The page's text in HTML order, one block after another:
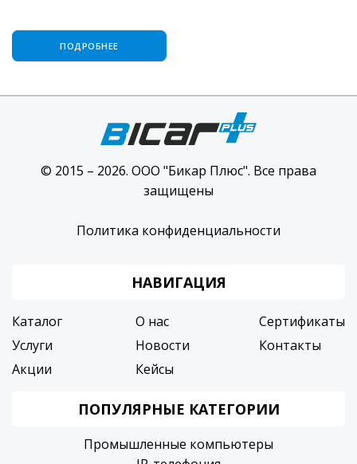
ПОДРОБНЕЕ
© 2015 – 2026. ООО "Бикар Плюс". Все права
защищены
Политика конфиденциальности
НАВИГАЦИЯ
Каталог
Услуги
Акции
О нас
Новости
Кейсы
Сертификаты
Контакты
ПОПУЛЯРНЫЕ КАТЕГОРИИ
Промышленные компьютеры